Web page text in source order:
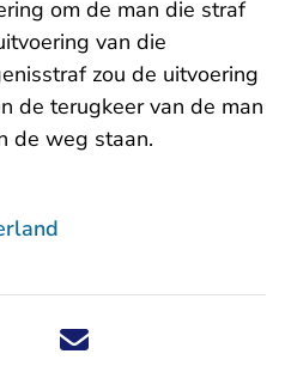
om de man die straf
van die
zou de uitvoering
de terugkeer van de man
de weg staan.
Deel dit nieuwsbericht via X -
Deel dit nieuwsbericht via
Deel dit nieuwsbericht
Deel dit